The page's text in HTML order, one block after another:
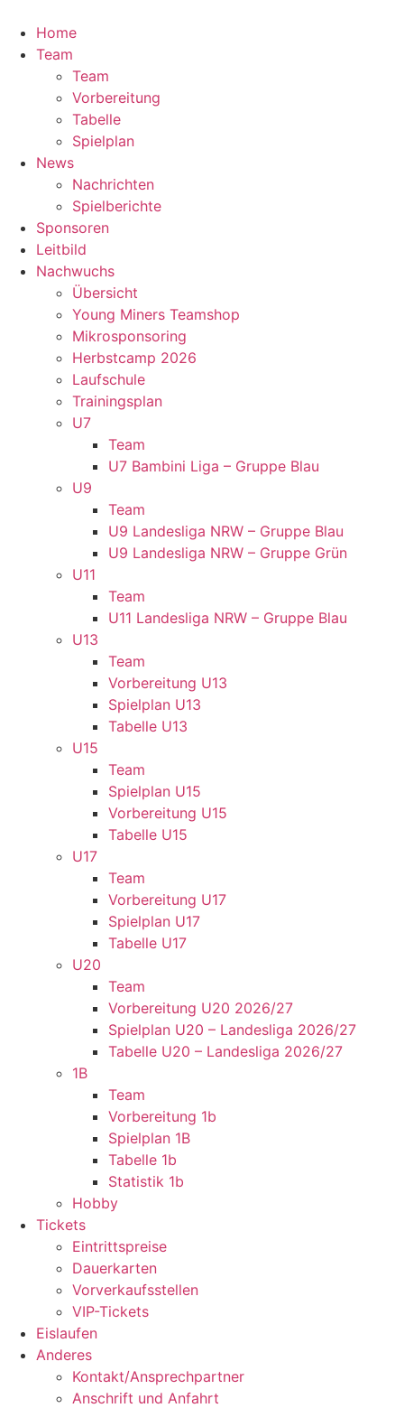
Inhalt
springen
Home
Team
Team
Vorbereitung
Tabelle
Spielplan
News
Nachrichten
Spielberichte
Sponsoren
Leitbild
Nachwuchs
Übersicht
Young Miners Teamshop
Mikrosponsoring
Herbstcamp 2026
Laufschule
Trainingsplan
U7
Team
U7 Bambini Liga – Gruppe Blau
U9
Team
U9 Landesliga NRW – Gruppe Blau
U9 Landesliga NRW – Gruppe Grün
U11
Team
U11 Landesliga NRW – Gruppe Blau
U13
Team
Vorbereitung U13
Spielplan U13
Tabelle U13
U15
Team
Spielplan U15
Vorbereitung U15
Tabelle U15
U17
Team
Vorbereitung U17
Spielplan U17
Tabelle U17
U20
Team
Vorbereitung U20 2026/27
Spielplan U20 – Landesliga 2026/27
Tabelle U20 – Landesliga 2026/27
1B
Team
Vorbereitung 1b
Spielplan 1B
Tabelle 1b
Statistik 1b
Hobby
Tickets
Eintrittspreise
Dauerkarten
Vorverkaufsstellen
VIP-Tickets
Eislaufen
Anderes
Kontakt/Ansprechpartner
Anschrift und Anfahrt